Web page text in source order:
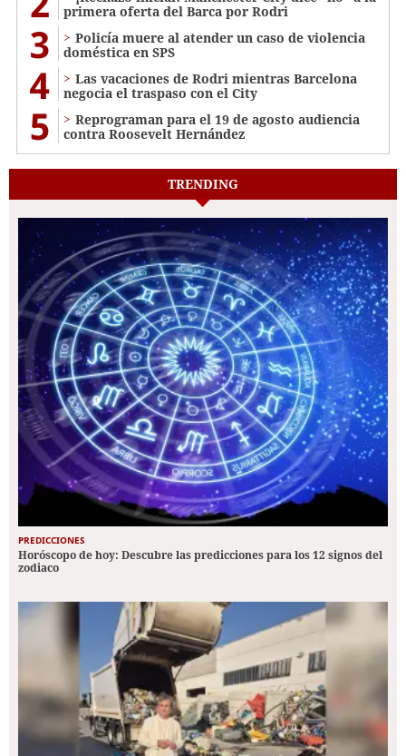
primera oferta del Barca por Rodri
3
Policía muere al atender un caso de violencia
doméstica en SPS
4
Las vacaciones de Rodri mientras Barcelona
negocia el traspaso con el City
5
Reprograman para el 19 de agosto audiencia
contra Roosevelt Hernández
TRENDING
PREDICCIONES
Horóscopo de hoy: Descubre las predicciones para los 12 signos del
zodiaco